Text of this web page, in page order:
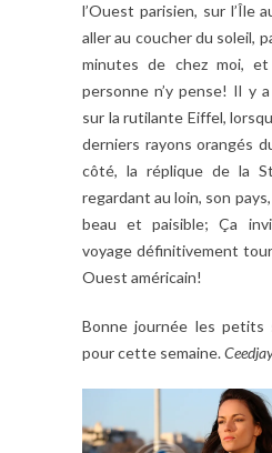
l’Ouest parisien, sur l’Île
aller au coucher du soleil,
minutes de chez moi,
personne n’y pense! Il y
sur la rutilante Eiffel,
derniers rayons orangés
côté, la réplique de la
regardant au loin, son
beau et paisible; Ça
voyage définitivement
Ouest américain!
Bonne journée les petits
pour cette semaine.